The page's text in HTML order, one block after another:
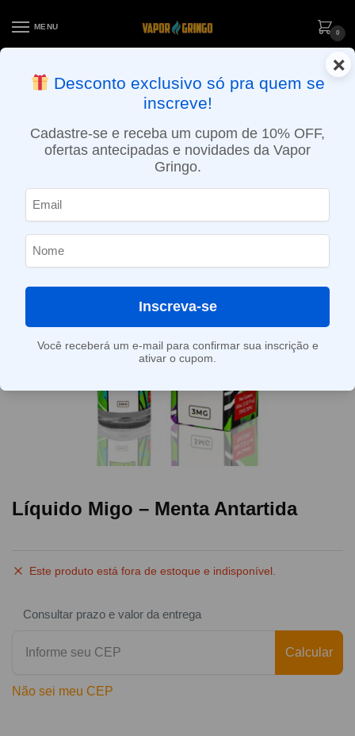
MENU
0
ENTREGA NO MESMO DIA EM SÃO PAULO (SEG A SEX): PEDIDOS
APROVADOS ATÉ 15:30 VIA MOTOBOY
Líquido Migo – Menta Antartida
Este produto está fora de estoque e indisponível.
Consultar prazo e valor da entrega
Calcular
Não sei meu CEP
×
Desconto exclusivo só pra quem se
inscreve!
Cadastre-se e receba um cupom de 10% OFF,
ofertas antecipadas e novidades da Vapor
Gringo.
Inscreva-se
Você receberá um e-mail para confirmar sua inscrição e
ativar o cupom.